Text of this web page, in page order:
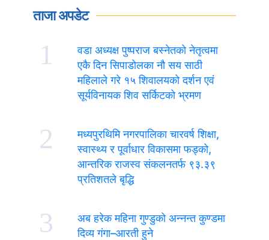
ताजा अपडेट
1
वडा अध्यक्ष पुष्पराज बस्नेतको नेतृत्वमा
एकै दिन सिपाडोलका नौ सय साठी
महिलाले गरे १५ शिवालयको दर्शन एवं
सूर्यविनायक शिव सर्किटको भ्रमण
2
मध्यपुरथिमि नगरपालिका चारवर्ष शिक्षा,
स्वास्थ्य र पूर्वाधार विकासमा फड्को,
आन्तरिक राजस्व संकलनतर्फ ९३.३९
प्रतिशतले बृद्धि
3
अब हरेक महिना गुण्डुको अन्नन्त कुण्डमा
दिव्य गंगा–आरती हुने